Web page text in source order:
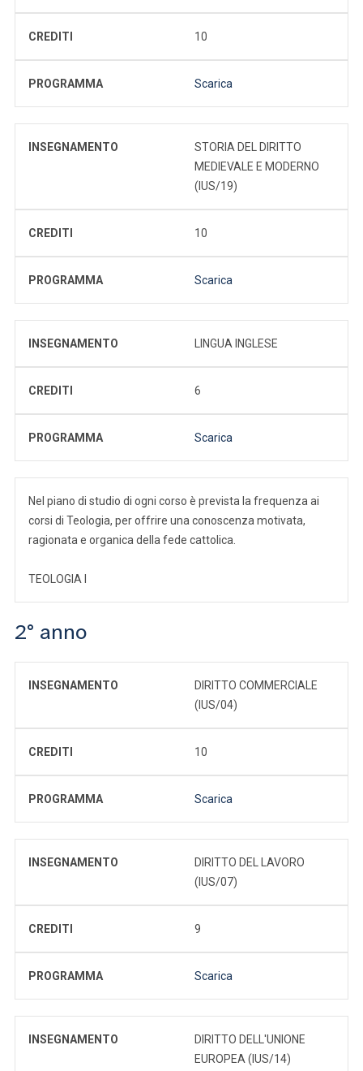
CREDITI 10
PROGRAMMA Scarica
INSEGNAMENTO
STORIA DEL DIRITTO
MEDIEVALE E MODERNO
(IUS/19)
CREDITI 10
PROGRAMMA Scarica
INSEGNAMENTO LINGUA INGLESE
CREDITI 6
PROGRAMMA Scarica
Nel piano di studio di ogni corso è prevista la frequenza ai
corsi di Teologia, per offrire una conoscenza motivata,
ragionata e organica della fede cattolica.
TEOLOGIA I
2° anno
INSEGNAMENTO
DIRITTO COMMERCIALE
(IUS/04)
CREDITI 10
PROGRAMMA Scarica
INSEGNAMENTO
DIRITTO DEL LAVORO
(IUS/07)
CREDITI 9
PROGRAMMA Scarica
INSEGNAMENTO
DIRITTO DELL'UNIONE
EUROPEA (IUS/14)